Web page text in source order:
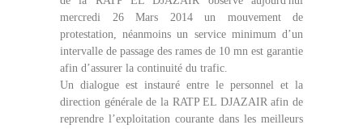
mercredi 26 Mars 2014 un mouvement de
protestation, néanmoins un service minimum d’un
intervalle de passage des rames de 10 mn est garantie
afin d’assurer la continuité du trafic.
Un dialogue est instauré entre le personnel et la
direction générale de la RATP EL DJAZAIR afin de
reprendre l’exploitation courante dans les meilleurs